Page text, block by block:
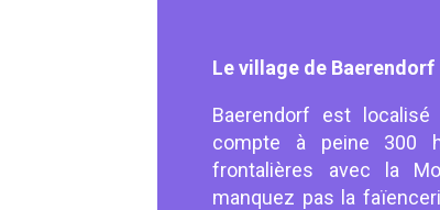
Le village de Baerendorf
Baerendorf est
compte à peine 300
frontalières avec la
manquez pas la